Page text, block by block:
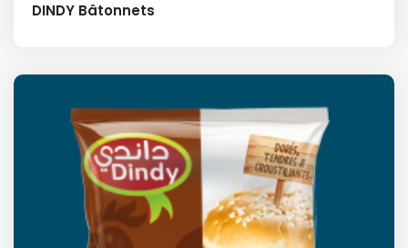
DINDY Bâtonnets